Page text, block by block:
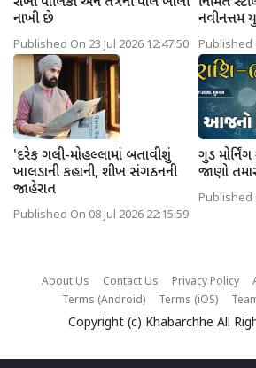
નાખી છે
Published On 23 Jul 2026 12:47:50 Published
'દરેક ગલી-મોહલ્લામાં બતાવીશું
ખાલડાની કહાની, શીખ સંગઠનની
જાહેરાત
Published On 08 Jul 2026 22:15:59
ગુડ
જાણો
Published
About Us Contact Us Privacy Policy
Terms (Android)
Terms (iOS)
Copyright (c) Khabarchhe All